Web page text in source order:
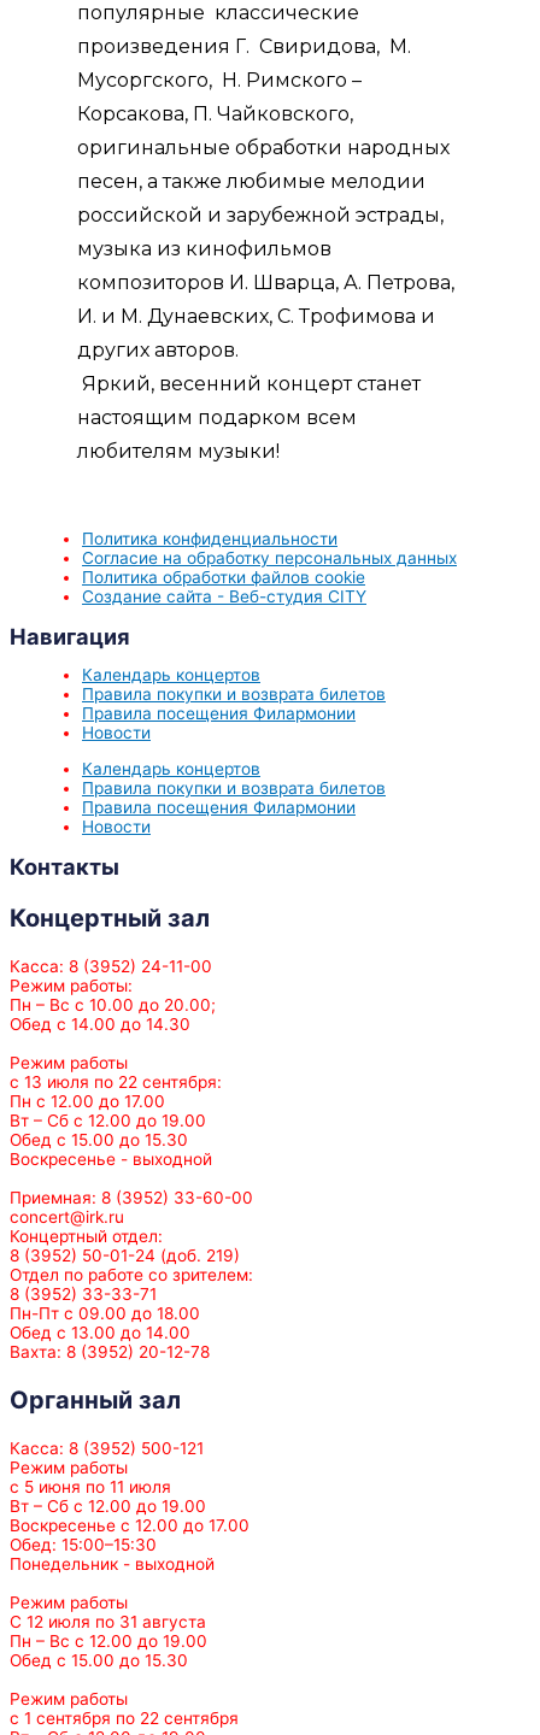
популярные классические
произведения Г. Свиридова, М.
Мусоргского, Н. Римского –
Корсакова, П. Чайковского,
оригинальные обработки народных
песен, а также любимые мелодии
российской и зарубежной эстрады,
музыка из кинофильмов
композиторов И. Шварца, А. Петрова,
И. и М. Дунаевских, С. Трофимова и
других авторов.
Яркий, весенний концерт станет
настоящим подарком всем
любителям музыки!
Политика конфиденциальности
Согласие на обработку персональных данных
Политика обработки файлов cookie
Создание сайта - Веб-студия CITY
Навигация
Календарь концертов
Правила покупки и возврата билетов
Правила посещения Филармонии
Новости
Календарь концертов
Правила покупки и возврата билетов
Правила посещения Филармонии
Новости
Контакты
Концертный зал
Касса: 8 (3952) 24-11-00
Режим работы:
Пн – Вс с 10.00 до 20.00;
Обед с 14.00 до 14.30
Режим работы
с 13 июля по 22 сентября:
Пн с 12.00 до 17.00
Вт – Сб с 12.00 до 19.00
Обед с 15.00 до 15.30
Воскресенье - выходной
Приемная: 8 (3952) 33-60-00
concert@irk.ru
Концертный отдел:
8 (3952) 50-01-24 (доб. 219)
Отдел по работе со зрителем:
8 (3952) 33-33-71
Пн-Пт с 09.00 до 18.00
Обед с 13.00 до 14.00
Вахта: 8 (3952) 20-12-78
Органный зал
Касса: 8 (3952) 500-121
Режим работы
с 5 июня по 11 июля
Вт – Сб с 12.00 до 19.00
Воскресенье с 12.00 до 17.00
Обед: 15:00–15:30
Понедельник - выходной
Режим работы
С 12 июля по 31 августа
Пн – Вс с 12.00 до 19.00
Обед с 15.00 до 15.30
Режим работы
с 1 сентября по 22 сентября